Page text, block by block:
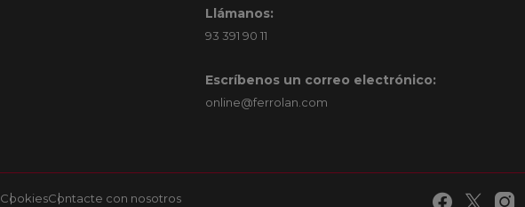
Llámanos:
93 391 90 11
Escríbenos un correo electrónico:
online@ferrolan.com
CookiesContacte con nosotros